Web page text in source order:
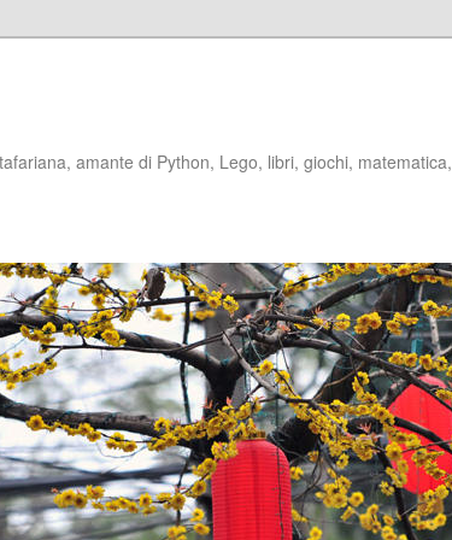
amante di Python, Lego, libri, giochi, matematica,